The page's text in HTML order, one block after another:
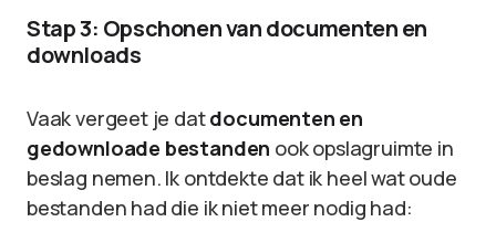
Stap 3: Opschonen van documenten en
downloads
Vaak vergeet je datdocumenten en
gedownloade bestanden ook opslagruimte in
beslag nemen. Ik ontdekte dat ik heel wat oude
bestanden had die ik niet meer nodig had: